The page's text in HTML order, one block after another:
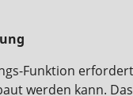
Funktion
werden kann.